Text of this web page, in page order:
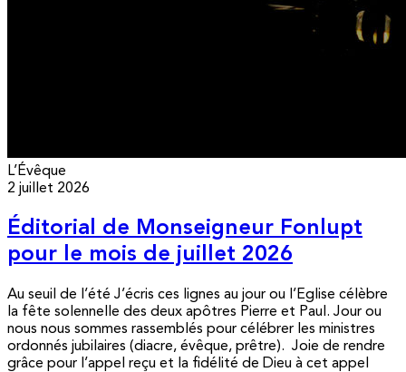
L’Évêque
2 juillet 2026
Éditorial de Monseigneur Fonlupt
pour le mois de juillet 2026
Au seuil de l’été J’écris ces lignes au jour ou l’Eglise célèbre
la fête solennelle des deux apôtres Pierre et Paul. Jour ou
nous nous sommes rassemblés pour célébrer les ministres
ordonnés jubilaires (diacre, évêque, prêtre). Joie de rendre
grâce pour l’appel reçu et la fidélité de Dieu à cet appel